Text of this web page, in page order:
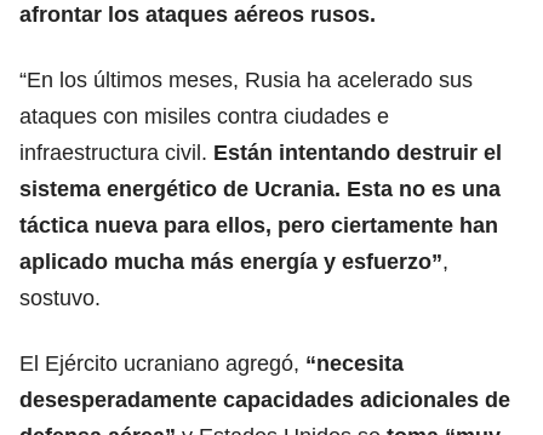
afrontar los ataques aéreos rusos.
“En los últimos meses, Rusia ha acelerado sus
ataques con misiles contra ciudades e
infraestructura civil. Están intentando destruir el
sistema energético de Ucrania. Esta no es una
táctica nueva para ellos, pero ciertamente han
aplicado mucha más energía y esfuerzo”,
sostuvo.
El Ejército ucraniano agregó, “necesita
desesperadamente capacidades adicionales de